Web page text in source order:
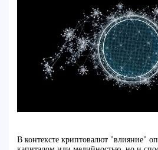
В контексте криптовалют "влияние"